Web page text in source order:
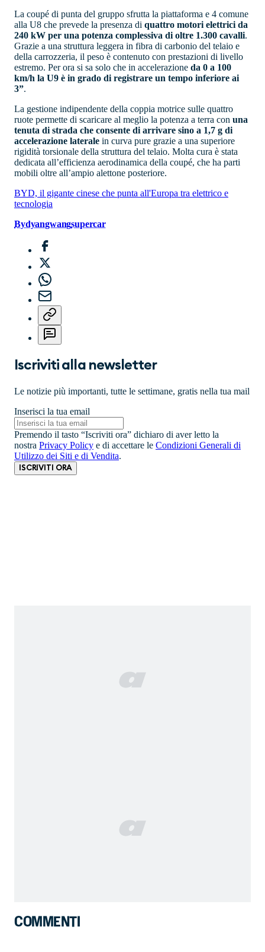
La coupé di punta del gruppo sfrutta la piattaforma e 4 comune
alla U8 che prevede la presenza di quattro motori elettrici da
240 kW per una potenza complessiva di oltre 1.300 cavalli.
Grazie a una struttura leggera in fibra di carbonio del telaio e
della carrozzeria, il peso è contenuto con prestazioni di livello
estremo. Per ora si sa solo che in accelerazione da 0 a 100
km/h la U9 è in grado di registrare un tempo inferiore ai
3”.
La gestione indipendente della coppia motrice sulle quattro
ruote permette di scaricare al meglio la potenza a terra con una
tenuta di strada che consente di arrivare sino a 1,7 g di
accelerazione laterale in curva pure grazie a una superiore
rigidità torsionale della struttura del telaio. Molta cura è stata
dedicata all’efficienza aerodinamica della coupé, che ha parti
mobili oltre all’ampio alettone posteriore.
BYD, il gigante cinese che punta all'Europa tra elettrico e
tecnologia
Bydyangwangsupercar
Iscriviti alla newsletter
Le notizie più importanti, tutte le settimane, gratis nella tua mail
Inserisci la tua email
Premendo il tasto “Iscriviti ora” dichiaro di aver letto la
nostra Privacy Policy e di accettare le Condizioni Generali di
Utilizzo dei Siti e di Vendita.
ISCRIVITI ORA
COMMENTI